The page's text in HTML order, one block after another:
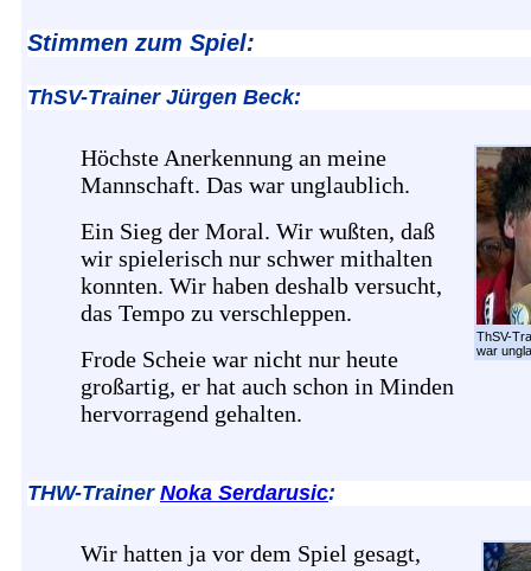
Stimmen zum Spiel:
ThSV-Trainer Jürgen Beck:
ThSV-
war
Höchste Anerkennung an meine
Mannschaft. Das war unglaublich.
Ein Sieg der Moral. Wir wußten, daß
wir spielerisch nur schwer mithalten
konnten. Wir haben deshalb versucht,
das Tempo zu verschleppen.
Frode Scheie war nicht nur heute
großartig, er hat auch schon in Minden
hervorragend gehalten.
THW-Trainer Noka Serdarusic:
Wir hatten ja vor dem Spiel gesagt,